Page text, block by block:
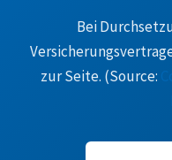
Bei
zur Seite. (Source: